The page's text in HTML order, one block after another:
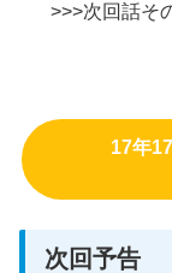
>>>次回話そ
17年
次回予告